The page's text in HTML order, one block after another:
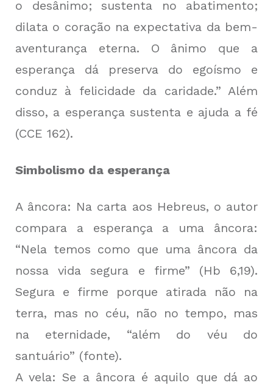
o desânimo; sustenta no abatimento;
dilata o coração na expectativa da bem-
aventurança eterna. O ânimo que a
esperança dá preserva do egoísmo e
conduz à felicidade da caridade.” Além
disso, a esperança sustenta e ajuda a fé
(CCE 162).
Simbolismo da esperança
A âncora: Na carta aos Hebreus, o autor
compara a esperança a uma âncora:
“Nela temos como que uma âncora da
nossa vida segura e firme” (Hb 6,19).
Segura e firme porque atirada não na
terra, mas no céu, não no tempo, mas
na eternidade, “além do véu do
santuário” (fonte).
A vela: Se a âncora é aquilo que dá ao